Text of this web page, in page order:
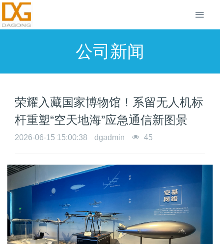
公司新闻
荣耀入藏国家博物馆！系留无人机标
杆重塑“空天地海”应急通信新图景
2026-06-15 15:00:38 dgadmin 45